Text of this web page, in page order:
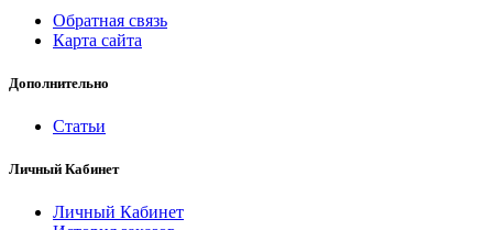
Обратная связь
Карта сайта
Дополнительно
Статьи
Личный Кабинет
Личный Кабинет